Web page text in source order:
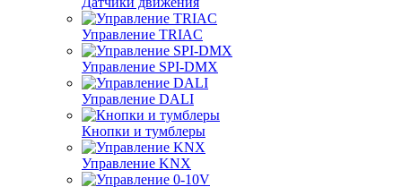
Управление TRIAC
Управление SPI-DMX
Управление DALI
Кнопки и тумблеры
Управление KNX